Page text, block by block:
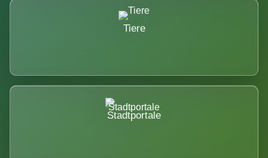
Tiere
Stadtportale